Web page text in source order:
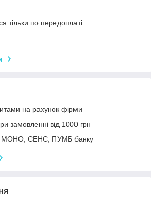
тільки по передоплаті.
на рахунок фірми
замовленні від 1000 грн
МОНО, СЕНС, ПУМБ банку